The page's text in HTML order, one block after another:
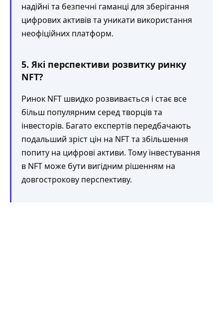
надійні та безпечні гаманці для зберігання
цифрових активів та уникати використання
неофіційних платформ.
5. Які перспективи розвитку ринку
NFT?
Ринок NFT швидко розвивається і стає все
більш популярним серед творців та
інвесторів. Багато експертів передбачають
подальший зріст цін на NFT та збільшення
попиту на цифрові активи. Тому інвестування
в NFT може бути вигідним рішенням на
довгострокову перспективу.